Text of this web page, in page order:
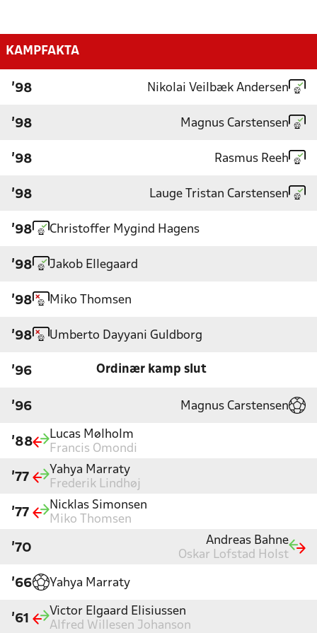
KAMPFAKTA
'98 Nikolai Veilbæk Andersen
'98 Magnus Carstensen
'98 Rasmus Reeh
'98 Lauge Tristan Carstensen
'98 Christoffer Mygind Hagens
'98 Jakob Ellegaard
'98 Miko Thomsen
'98 Umberto Dayyani Guldborg
'96 Ordinær kamp slut
'96 Magnus Carstensen
'88
Lucas Mølholm
Francis Omondi
'77
Yahya Marraty
Frederik Lindhøj
'77
Nicklas Simonsen
Miko Thomsen
'70
Andreas Bahne
Oskar Lofstad Holst
'66 Yahya Marraty
'61
Victor Elgaard Elisiussen
Alfred Willesen Johanson